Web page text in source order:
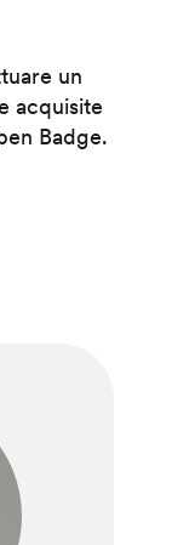
un
acquisite
Badge.